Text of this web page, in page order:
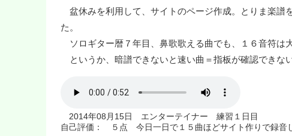
盆休みを利用して、サイトのページ作成。とりま楽譜
た。
ソロギター暦７年目、鼻歌歌える曲でも、１６音符は
というか、暗譜できないと速い曲＝指板が確認できな
2014年08月15日 エンターテイナー 練習１日目
自己評価： ５点 今日一日で１５曲ほどサイト作りで録音